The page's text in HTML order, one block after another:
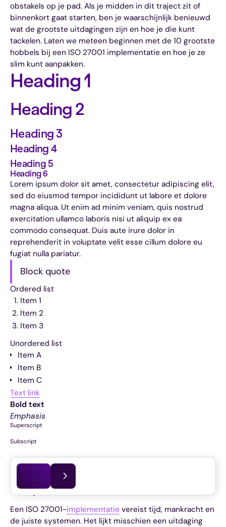
obstakels op je pad. Als je midden in dit traject zit of
binnenkort gaat starten, ben je waarschijnlijk benieuwd
wat de grootste uitdagingen zijn en hoe je die kunt
tackelen. Laten we meteen beginnen met de 10 grootste
hobbels bij een ISO 27001 implementatie en hoe je ze
slim kunt aanpakken.
Heading 1
Heading 2
Heading 3
Heading 4
Heading 5
Heading 6
Lorem ipsum dolor sit amet, consectetur adipiscing elit,
sed do eiusmod tempor incididunt ut labore et dolore
magna aliqua. Ut enim ad minim veniam, quis nostrud
exercitation ullamco laboris nisi ut aliquip ex ea
commodo consequat. Duis aute irure dolor in
reprehenderit in voluptate velit esse cillum dolore eu
fugiat nulla pariatur.
Block quote
Ordered list
Item 1
Item 2
Item 3
Unordered list
Item A
Item B
Item C
Text link
Bold text
Emphasis
Superscript
Subscript
Dit artikel is voor het laatst bijgewerkt op
1. Vrijmaken van middelen
Een ISO 27001-implementatie vereist tijd, mankracht en
de juiste systemen. Het lijkt misschien een uitdaging